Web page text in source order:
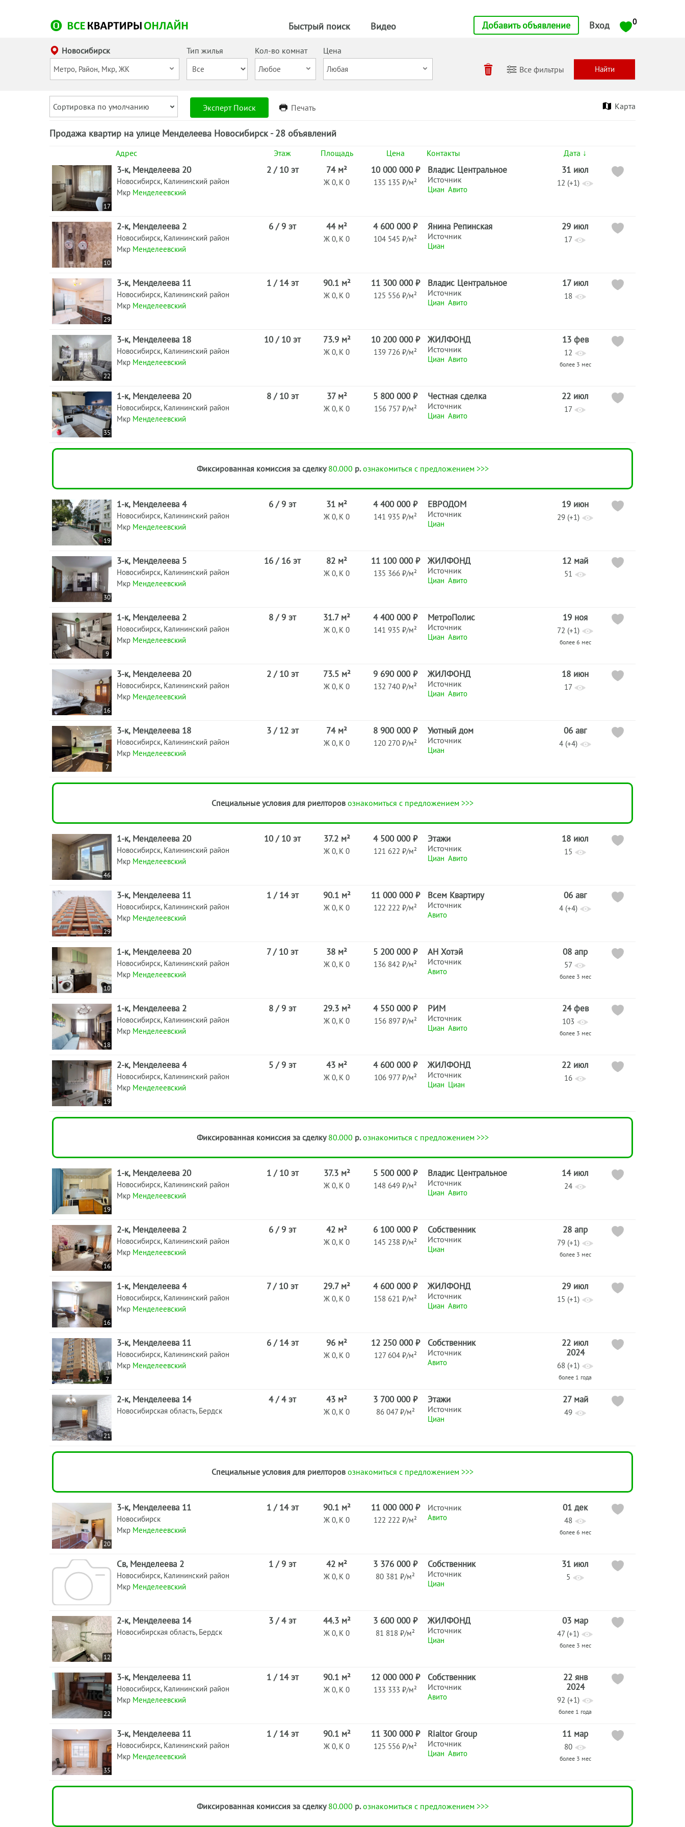
Быстрый поиск Видео Добавить объявление Вход 0
Новосибирск Тип жилья Кол-во комнат
Цена
Все фильтры
Сортировка по умолчанию Эксперт Поиск Печать Карта
Продажа квартир на улице Менделеева Новосибирск - 28 объявлений
Адрес Этаж Площадь Цена Контакты Дата ↓
17
3-к, Менделеева 20
Новосибирск, Калининский район
Мкр Менделеевский
2 / 10 эт 74 м²
Ж 0, К 0
10 000 000 ₽
135 135 ₽/м²
Владис Центральное
Источник
Циан Авито
31 июл
12 (+1)
10
2-к, Менделеева 2
Новосибирск, Калининский район
Мкр Менделеевский
6 / 9 эт 44 м²
Ж 0, К 0
4 600 000 ₽
104 545 ₽/м²
Янина Репинская
Источник
Циан
29 июл
17
29
3-к, Менделеева 11
Новосибирск, Калининский район
Мкр Менделеевский
1 / 14 эт 90.1 м²
Ж 0, К 0
11 300 000 ₽
125 556 ₽/м²
Владис Центральное
Источник
Циан Авито
17 июл
18
22
3-к, Менделеева 18
Новосибирск, Калининский район
Мкр Менделеевский
10 / 10 эт 73.9 м²
Ж 0, К 0
10 200 000 ₽
139 726 ₽/м²
ЖИЛФОНД
Источник
Циан Авито
13 фев
12
более 3 мес
35
1-к, Менделеева 20
Новосибирск, Калининский район
Мкр Менделеевский
8 / 10 эт 37 м²
Ж 0, К 0
5 800 000 ₽
156 757 ₽/м²
Честная сделка
Источник
Циан Авито
22 июл
17
Фиксированная комиссия за сделку 80.000 р. ознакомиться с предложением >>>
19
1-к, Менделеева 4
Новосибирск, Калининский район
Мкр Менделеевский
6 / 9 эт 31 м²
Ж 0, К 0
4 400 000 ₽
141 935 ₽/м²
ЕВРОДОМ
Источник
Циан
19 июн
29 (+1)
30
3-к, Менделеева 5
Новосибирск, Калининский район
Мкр Менделеевский
16 / 16 эт 82 м²
Ж 0, К 0
11 100 000 ₽
135 366 ₽/м²
ЖИЛФОНД
Источник
Циан Авито
12 май
51
9
1-к, Менделеева 2
Новосибирск, Калининский район
Мкр Менделеевский
8 / 9 эт 31.7 м²
Ж 0, К 0
4 400 000 ₽
141 935 ₽/м²
МетроПолис
Источник
Циан Авито
19 ноя
72 (+1)
более 6 мес
16
3-к, Менделеева 20
Новосибирск, Калининский район
Мкр Менделеевский
2 / 10 эт 73.5 м²
Ж 0, К 0
9 690 000 ₽
132 740 ₽/м²
ЖИЛФОНД
Источник
Циан Авито
18 июн
17
7
3-к, Менделеева 18
Новосибирск, Калининский район
Мкр Менделеевский
3 / 12 эт 74 м²
Ж 0, К 0
8 900 000 ₽
120 270 ₽/м²
Уютный дом
Источник
Циан
06 авг
4 (+4)
Специальные условия для риелторов ознакомиться с предложением >>>
46
1-к, Менделеева 20
Новосибирск, Калининский район
Мкр Менделеевский
10 / 10 эт 37.2 м²
Ж 0, К 0
4 500 000 ₽
121 622 ₽/м²
Этажи
Источник
Циан Авито
18 июл
15
29
3-к, Менделеева 11
Новосибирск, Калининский район
Мкр Менделеевский
1 / 14 эт 90.1 м²
Ж 0, К 0
11 000 000 ₽
122 222 ₽/м²
Всем Квартиру
Источник
Авито
06 авг
4 (+4)
10
1-к, Менделеева 20
Новосибирск, Калининский район
Мкр Менделеевский
7 / 10 эт 38 м²
Ж 0, К 0
5 200 000 ₽
136 842 ₽/м²
АН Хотэй
Источник
Авито
08 апр
57
более 3 мес
18
1-к, Менделеева 2
Новосибирск, Калининский район
Мкр Менделеевский
8 / 9 эт 29.3 м²
Ж 0, К 0
4 550 000 ₽
156 897 ₽/м²
РИМ
Источник
Циан Авито
24 фев
103
более 3 мес
19
2-к, Менделеева 4
Новосибирск, Калининский район
Мкр Менделеевский
5 / 9 эт 43 м²
Ж 0, К 0
4 600 000 ₽
106 977 ₽/м²
ЖИЛФОНД
Источник
Циан Циан
22 июл
16
Фиксированная комиссия за сделку 80.000 р. ознакомиться с предложением >>>
19
1-к, Менделеева 20
Новосибирск, Калининский район
Мкр Менделеевский
1 / 10 эт 37.3 м²
Ж 0, К 0
5 500 000 ₽
148 649 ₽/м²
Владис Центральное
Источник
Циан Авито
14 июл
24
16
2-к, Менделеева 2
Новосибирск, Калининский район
Мкр Менделеевский
6 / 9 эт 42 м²
Ж 0, К 0
6 100 000 ₽
145 238 ₽/м²
Собственник
Источник
Циан
28 апр
79 (+1)
более 3 мес
16
1-к, Менделеева 4
Новосибирск, Калининский район
Мкр Менделеевский
7 / 10 эт 29.7 м²
Ж 0, К 0
4 600 000 ₽
158 621 ₽/м²
ЖИЛФОНД
Источник
Циан Авито
29 июл
15 (+1)
7
3-к, Менделеева 11
Новосибирск, Калининский район
Мкр Менделеевский
6 / 14 эт 96 м²
Ж 0, К 0
12 250 000 ₽
127 604 ₽/м²
Собственник
Источник
Авито
22 июл
2024
68 (+1)
более 1 года
21
2-к, Менделеева 14
Новосибирская область, Бердск
4 / 4 эт 43 м²
Ж 0, К 0
3 700 000 ₽
86 047 ₽/м²
Этажи
Источник
Циан
27 май
49
Специальные условия для риелторов ознакомиться с предложением >>>
20
3-к, Менделеева 11
Новосибирск
Мкр Менделеевский
1 / 14 эт 90.1 м²
Ж 0, К 0
11 000 000 ₽
122 222 ₽/м²
Источник
Авито
01 дек
48
более 6 мес
Св, Менделеева 2
Новосибирск, Калининский район
Мкр Менделеевский
1 / 9 эт 42 м²
Ж 0, К 0
3 376 000 ₽
80 381 ₽/м²
Собственник
Источник
Циан
31 июл
5
12
2-к, Менделеева 14
Новосибирская область, Бердск
3 / 4 эт 44.3 м²
Ж 0, К 0
3 600 000 ₽
81 818 ₽/м²
ЖИЛФОНД
Источник
Циан
03 мар
47 (+1)
более 3 мес
22
3-к, Менделеева 11
Новосибирск, Калининский район
Мкр Менделеевский
1 / 14 эт 90.1 м²
Ж 0, К 0
12 000 000 ₽
133 333 ₽/м²
Собственник
Источник
Авито
22 янв
2024
92 (+1)
более 1 года
35
3-к, Менделеева 11
Новосибирск, Калининский район
Мкр Менделеевский
1 / 14 эт 90.1 м²
Ж 0, К 0
11 300 000 ₽
125 556 ₽/м²
Rialtor Group
Источник
Циан Авито
11 мар
80
более 3 мес
Фиксированная комиссия за сделку 80.000 р. ознакомиться с предложением >>>